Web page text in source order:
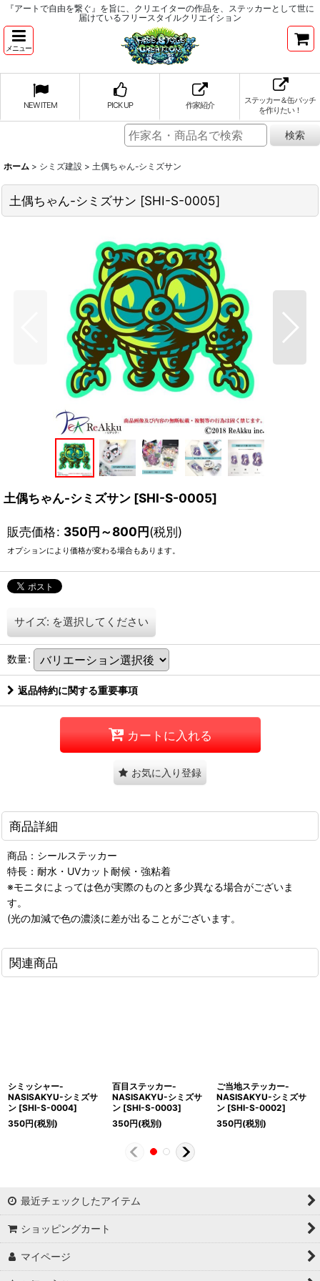
『アートで自由を繋ぐ』を旨に、クリエイターの作品を、ステッカーとして世に
届けているフリースタイルクリエイション
メニュー
NEW ITEM PICK UP 作家紹介
ステッカー＆缶バッチ
を作りたい！
ホーム > シミズ建設 > 土偶ちゃん-シミズサン
土偶ちゃん-シミズサン [SHI-S-0005]
土偶ちゃん-シミズサン [SHI-S-0005]
販売価格: 350円～800円(税別)
オプションにより価格が変わる場合もあります。
サイズ: を選択してください
数量:
返品特約に関する重要事項
カートに入れる
お気に入り登録
商品詳細
商品：シールステッカー
特長：耐水・UVカット耐候・強粘着
※モニタによっては色が実際のものと多少異なる場合がございま
す。
(光の加減で色の濃淡に差が出ることがございます。
関連商品
シミッシャー-
NASISAKYU-シミズサ
ン [SHI-S-0004]
350円(税別)
百目ステッカー-
NASISAKYU-シミズサ
ン [SHI-S-0003]
350円(税別)
ご当地ステッカー-
NASISAKYU-シミズサ
ン [SHI-S-0002]
350円(税別)
最近チェックしたアイテム
ショッピングカート
マイページ